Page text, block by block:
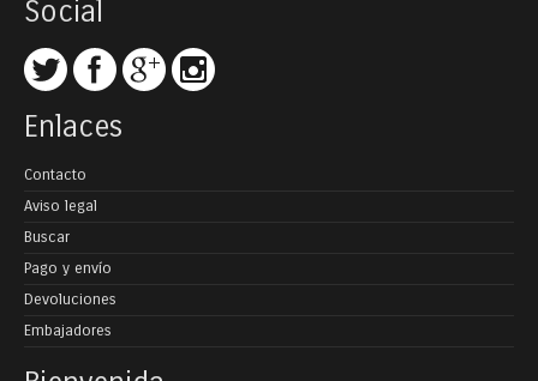
Social
Enlaces
Contacto
Aviso legal
Buscar
Pago y envío
Devoluciones
Embajadores